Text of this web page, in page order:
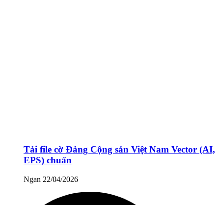
Tải file cờ Đảng Cộng sản Việt Nam Vector (AI,
EPS) chuẩn
Ngan 22/04/2026